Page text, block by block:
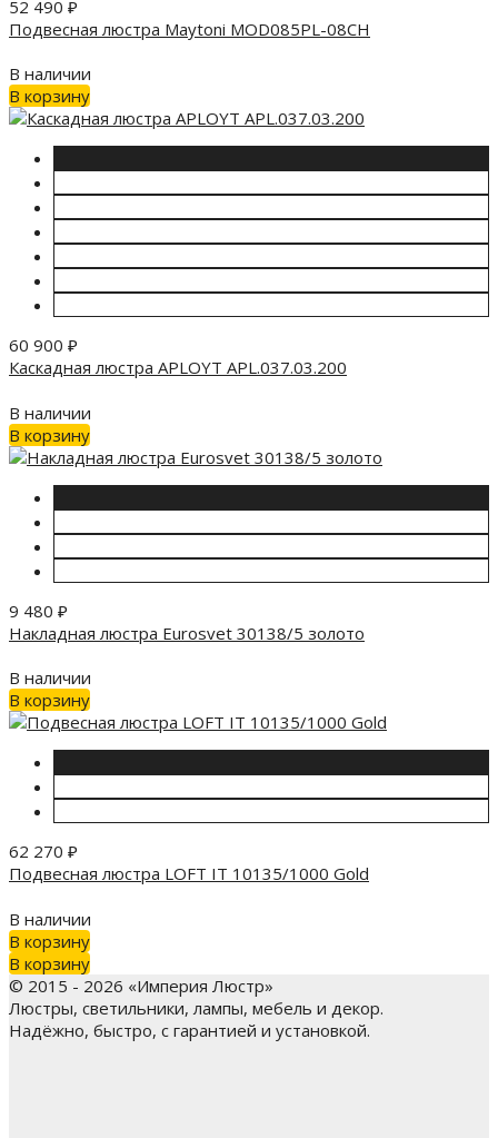
52 490 ₽
Подвесная люстра Maytoni MOD085PL-08CH
В наличии
В корзину
60 900 ₽
Каскадная люстра APLOYT APL.037.03.200
В наличии
В корзину
9 480 ₽
Накладная люстра Eurosvet 30138/5 золото
В наличии
В корзину
62 270 ₽
Подвесная люстра LOFT IT 10135/1000 Gold
В наличии
В корзину
В корзину
© 2015 - 2026 «Империя Люстр»
Люстры, светильники, лампы, мебель и декор.
Надёжно, быстро, с гарантией и установкой.